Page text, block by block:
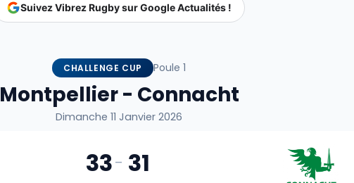
Suivez Vibrez Rugby sur Google Actualités !
CHALLENGE CUP Poule 1
Montpellier - Connacht
Dimanche 11 Janvier 2026
33- 31